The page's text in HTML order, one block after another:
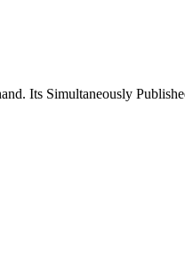
Its Simultaneously